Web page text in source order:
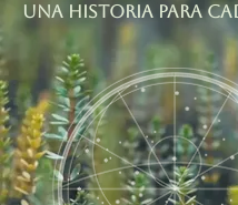
UNA HISTORIA PARA